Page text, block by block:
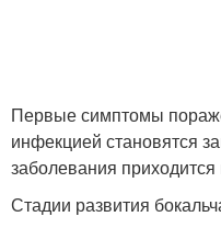
Первые симптомы
инфекцией становятся
заболевания
Стадии развития